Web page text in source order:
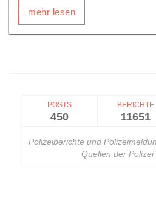
mehr lesen
POSTS
450
BERICHTE
11651
Polizeiberichte und
Quellen der Polizei